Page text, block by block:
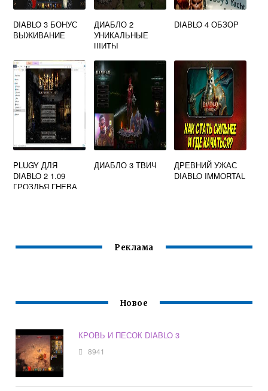
DIABLO 3 БОНУС
ВЫЖИВАНИЕ
ДИАБЛО 2
УНИКАЛЬНЫЕ
ЩИТЫ
DIABLO 4 ОБЗОР
PLUGY ДЛЯ
DIABLO 2 1.09
ГРОЗДЬЯ ГНЕВА
ДИАБЛО 3 ТВИЧ
ДРЕВНИЙ УЖАС
DIABLO IMMORTAL
Реклама
Новое
КРОВЬ И ПЕСОК DIABLO 3
8941